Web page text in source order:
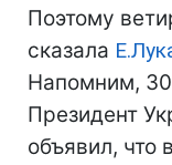
Поэтому
сказала
Напомним, 30
Президент
объявил, что